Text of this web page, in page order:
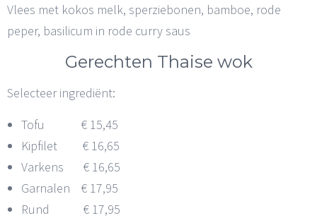
Vlees met kokos melk, sperziebonen, bamboe, rode
peper, basilicum in rode curry saus
Gerechten Thaise wok
Selecteer ingrediënt:
Tofu € 15,45
Kipfilet € 16,65
Varkens € 16,65
Garnalen € 17,95
Rund € 17,95